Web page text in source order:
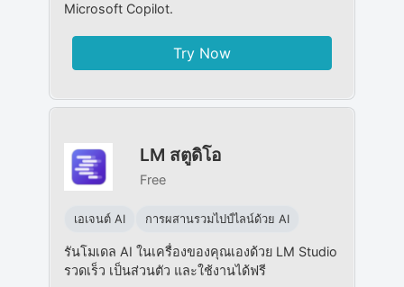
Microsoft Copilot.
Try Now
LM สตูดิโอ
Free
เอเจนต์ AI การผสานรวมไปป์ไลน์ด้วย AI
รันโมเดล AI ในเครื่องของคุณเองด้วย LM Studio
รวดเร็ว เป็นส่วนตัว และใช้งานได้ฟรี